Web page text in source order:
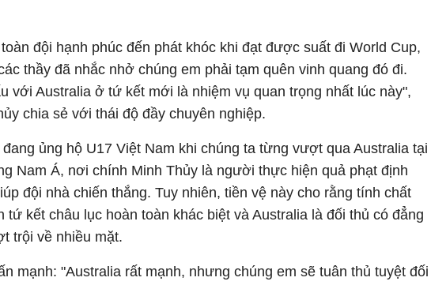
đội hạnh phúc đến phát khóc khi đạt được suất đi World Cup,
thầy đã nhắc nhở chúng em phải tạm quên vinh quang đó đi.
với Australia ở tứ kết mới là nhiệm vụ quan trọng nhất lúc này",
chia sẻ với thái độ đầy chuyên nghiệp.
ủng hộ U17 Việt Nam khi chúng ta từng vượt qua Australia tại
Nam Á, nơi chính Minh Thủy là người thực hiện quả phạt định
đội nhà chiến thắng. Tuy nhiên, tiền vệ này cho rằng tính chất
tứ kết châu lục hoàn toàn khác biệt và Australia là đối thủ có đẳng
trội về nhiều mặt.
mạnh: "Australia rất mạnh, nhưng chúng em sẽ tuân thủ tuyệt đối